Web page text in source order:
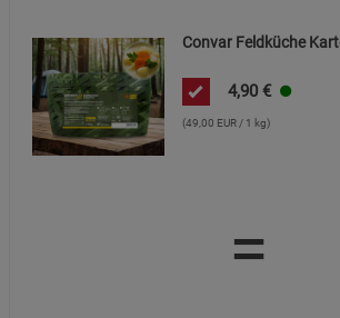
Convar Feldküche
4,90 €
(49,00 EUR / 1 kg)
=
Marketing Cookies (3)
Beschreibung Marketing Cookies
Cookie-Informationen